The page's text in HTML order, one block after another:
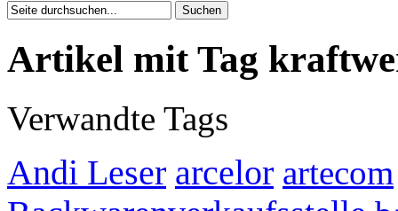
Artikel mit Tag
Verwandte Tags
Andi Leser arcelor artecom